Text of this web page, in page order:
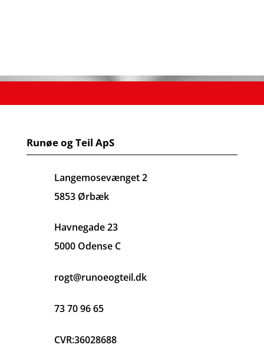
Runøe og Teil ApS
Langemosevænget 2
5853 Ørbæk
Havnegade 23
5000 Odense C
rogt@runoeogteil.dk
73 70 96 65
CVR:36028688